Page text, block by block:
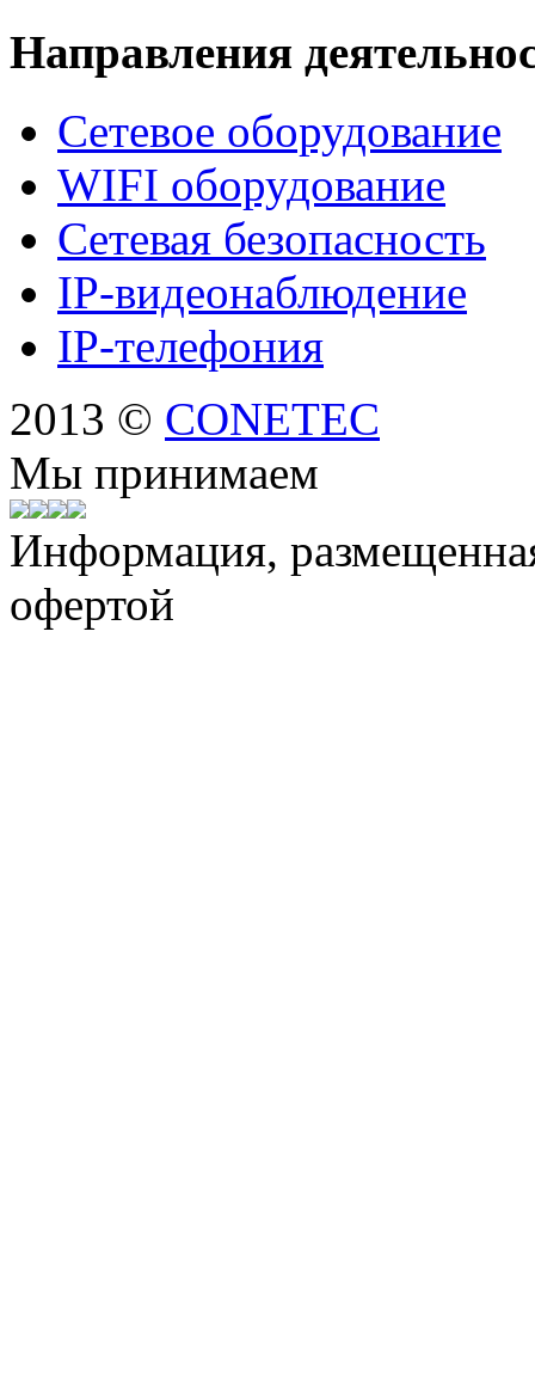
Направления
Сетевое оборудование
WIFI оборудование
Сетевая безопасность
IP-видеонаблюдение
IP-телефония
2013 © CONETEC
Мы принимаем
Информация,
офертой